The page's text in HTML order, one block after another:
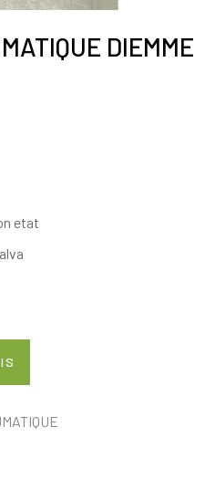
DIEMME
etat